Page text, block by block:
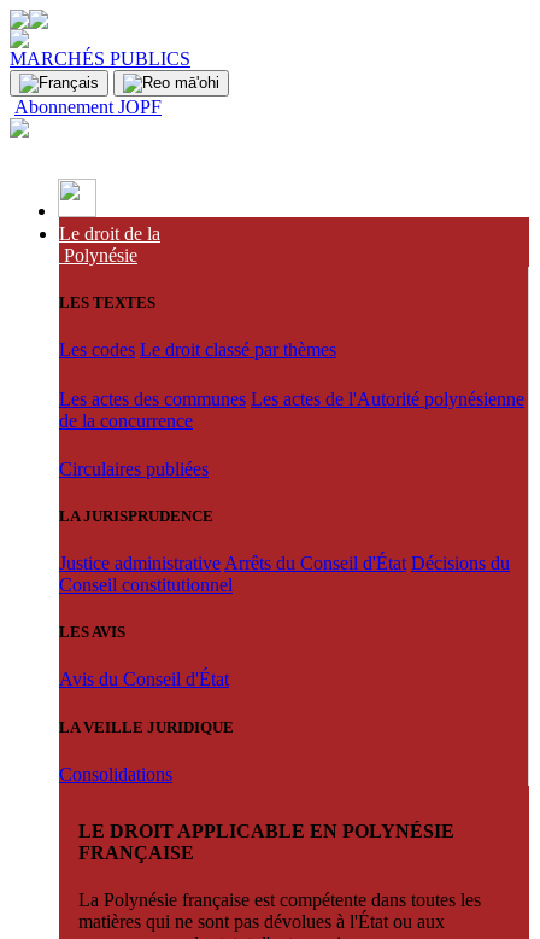
MARCHÉS PUBLICS
Abonnement JOPF
Le droit de la
Polynésie
LES TEXTES
Les codes Le droit classé par thèmes
Les actes des communes Les actes de l'Autorité polynésienne
de la concurrence
Circulaires publiées
LA JURISPRUDENCE
Justice administrative Arrêts du Conseil d'État Décisions du
Conseil constitutionnel
LES AVIS
Avis du Conseil d'État
LA VEILLE JURIDIQUE
Consolidations
LE DROIT APPLICABLE EN POLYNÉSIE
FRANÇAISE
La Polynésie française est compétente dans toutes les
matières qui ne sont pas dévolues à l'État ou aux